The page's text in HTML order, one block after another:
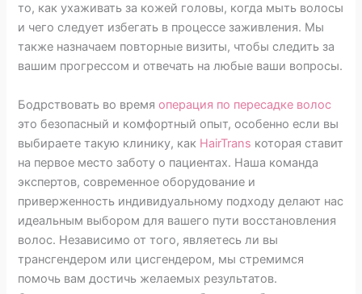
то, как ухаживать за кожей головы, когда мыть волосы
и чего следует избегать в процессе заживления. Мы
также назначаем повторные визиты, чтобы следить за
вашим прогрессом и отвечать на любые ваши вопросы.
Бодрствовать во времяоперация по пересадке волос
это безопасный и комфортный опыт, особенно если вы
выбираете такую клинику, как HairTrans которая ставит
на первое место заботу о пациентах. Наша команда
экспертов, современное оборудование и
приверженность индивидуальному подходу делают нас
идеальным выбором для вашего пути восстановления
волос. Независимо от того, являетесь ли вы
трансгендером или цисгендером, мы стремимся
помочь вам достичь желаемых результатов.